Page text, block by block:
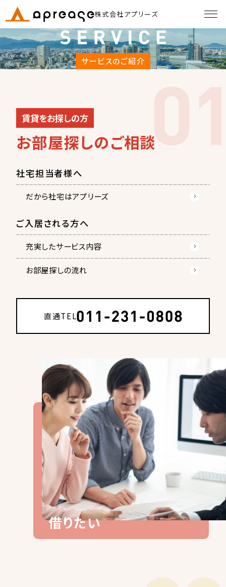
株式会社アプリーズ
サービスのご紹介
賃貸をお探しの方
お部屋探しのご相談
社宅担当者様へ
だから社宅はアプリーズ
ご入居される方へ
充実したサービス内容
お部屋探しの流れ
直通TEL
借りたい